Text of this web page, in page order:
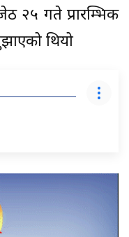
२५ गते प्रारम्भिक
थियो